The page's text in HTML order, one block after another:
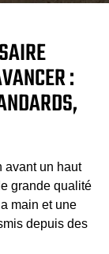
:
avant un haut
grande qualité
main et une
depuis des